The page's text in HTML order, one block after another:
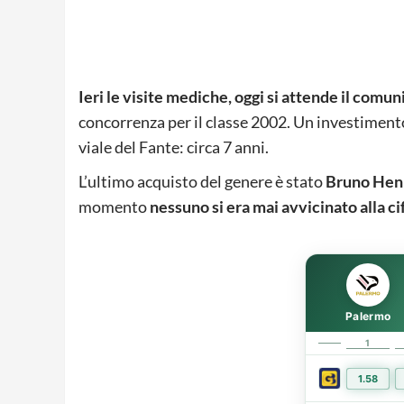
Ieri le visite mediche, oggi si attende il
concorrenza per il classe 2002. Un
viale del Fante: circa 7 anni.
L’ultimo acquisto del genere è statoBruno
momentonessuno si era mai avvicinato alla
Palermo
1
1.58